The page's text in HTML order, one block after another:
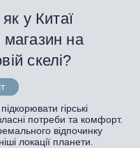
у Китаї
магазин на
скелі?
гірські
потреби та комфорт.
відпочинку
локації планети.